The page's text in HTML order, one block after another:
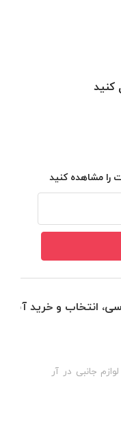
کنید
مشاهده کنید
انتخاب و خرید
جانبی در آر